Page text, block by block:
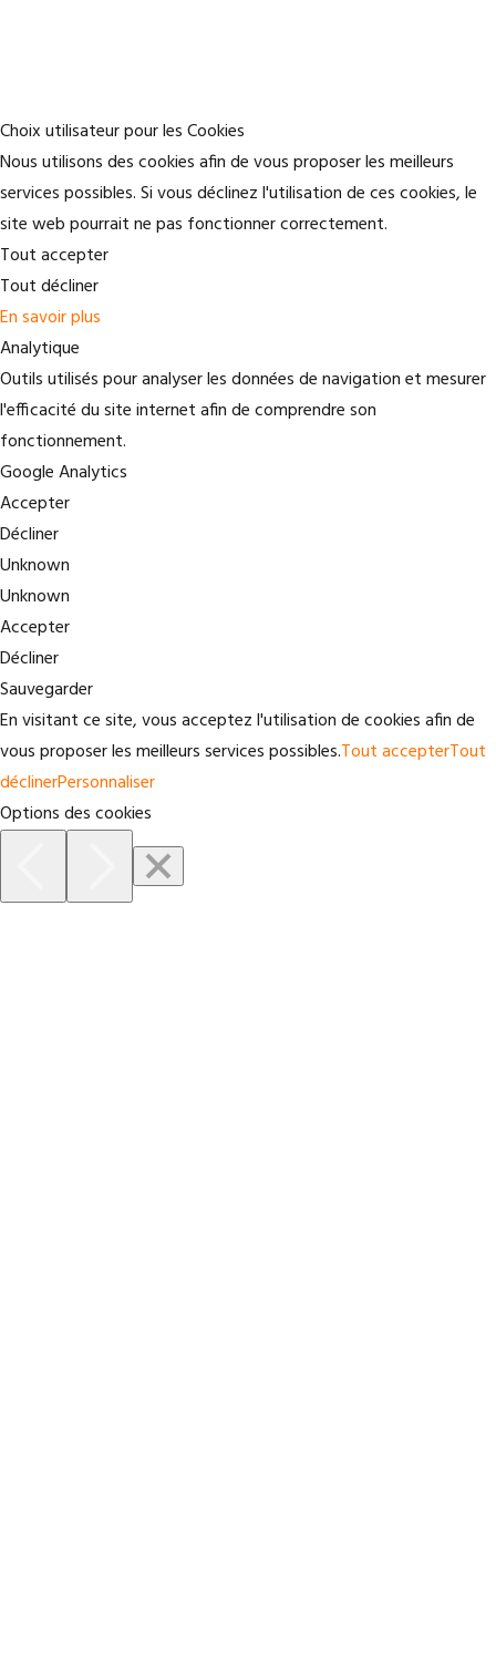
Choix utilisateur pour les Cookies
Nous utilisons des cookies afin de vous proposer les meilleurs
services possibles. Si vous déclinez l'utilisation de ces cookies, le
site web pourrait ne pas fonctionner correctement.
Tout accepter
Tout décliner
En savoir plus
Analytique
Outils utilisés pour analyser les données de navigation et mesurer
l'efficacité du site internet afin de comprendre son
fonctionnement.
Google Analytics
Accepter
Décliner
Unknown
Unknown
Accepter
Décliner
Sauvegarder
En visitant ce site, vous acceptez l'utilisation de cookies afin de
vous proposer les meilleurs services possibles.Tout accepterTout
déclinerPersonnaliser
Options des cookies